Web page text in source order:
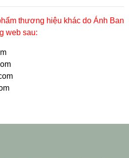
thương hiệu khác do Ánh Ban
web sau: